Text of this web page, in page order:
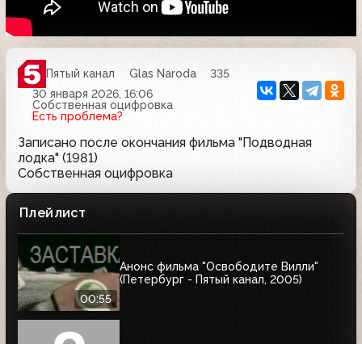
Пятый канал Glas Naroda
335
30 января 2026, 16:06
Собственная оцифровка
Есть проблема?
Записано после окончания фильма "Подводная
лодка" (1981)
Собственная оцифровка
Плейлист
00:55
Анонс фильма "Освободите Вилли"
(Петербург - Пятый канал, 2005)